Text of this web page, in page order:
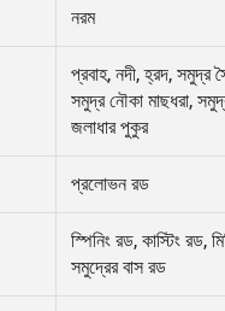
নরম
প্রবাহ, নদী, হ্রদ, সমুদ্র
সমুদ্র নৌকা মাছধরা,
জলাধার পুকুর
প্রলোভন রড
স্পিনিং রড, কাস্টিং রড,
সমুদ্রের বাস রড